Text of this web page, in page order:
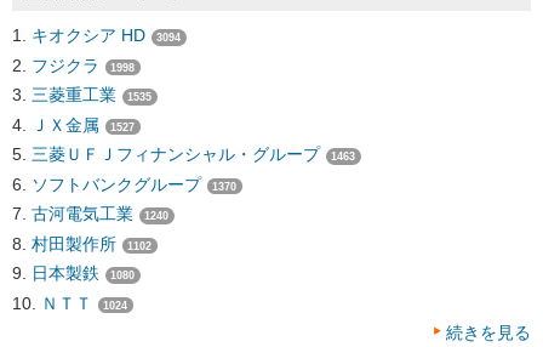
キオクシア HD 3094
フジクラ 1998
三菱重工業 1535
ＪＸ金属 1527
三菱ＵＦＪフィナンシャル・グループ 1463
ソフトバンクグループ 1370
古河電気工業 1240
村田製作所 1102
日本製鉄 1080
ＮＴＴ 1024
続きを見る